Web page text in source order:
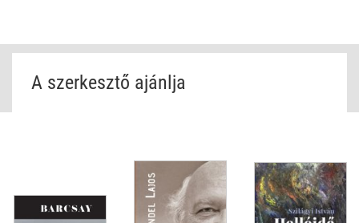
A szerkesztő ajánlja